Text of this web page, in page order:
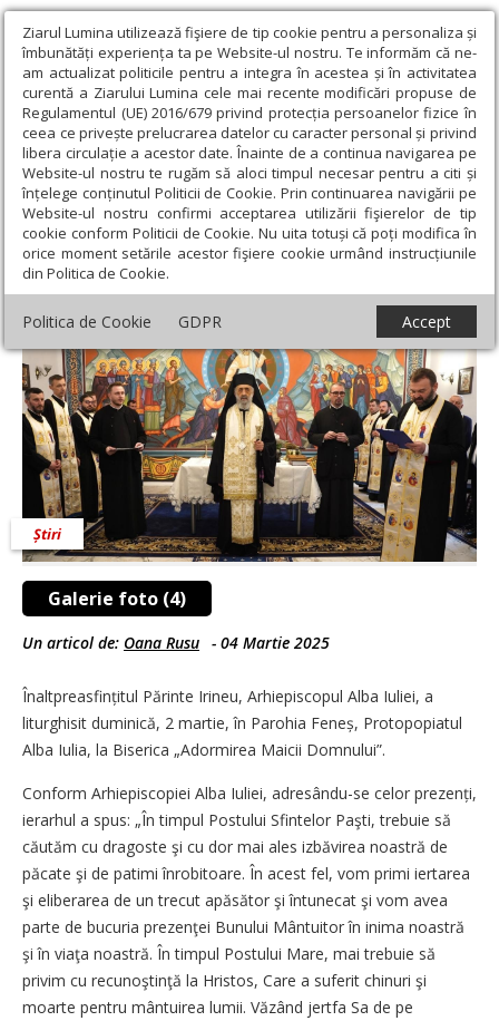
Ziarul Lumina utilizează fişiere de tip cookie pentru a personaliza și
îmbunătăți experiența ta pe Website-ul nostru. Te informăm că ne-
am actualizat politicile pentru a integra în acestea și în activitatea
curentă a Ziarului Lumina cele mai recente modificări propuse de
Regulamentul (UE) 2016/679 privind protecția persoanelor fizice în
ceea ce privește prelucrarea datelor cu caracter personal și privind
libera circulație a acestor date. Înainte de a continua navigarea pe
Website-ul nostru te rugăm să aloci timpul necesar pentru a citi și
înțelege conținutul Politicii de Cookie. Prin continuarea navigării pe
Website-ul nostru confirmi acceptarea utilizării fişierelor de tip
cookie conform Politicii de Cookie. Nu uita totuși că poți modifica în
orice moment setările acestor fişiere cookie urmând instrucțiunile
din Politica de Cookie.
Politica de Cookie GDPR Accept
Ziarul Lumina › Actualitate religioasă › Știri › Binecuvântarea
capelei mortuare din Feneș, Alba
Binecuvântarea capelei mortuare din
Feneș, Alba
Galerie foto (4)
Știri
Un articol de: Oana Rusu - 04 Martie 2025
Înaltpreasfințitul Părinte Irineu, Arhiepiscopul Alba Iuliei, a
liturghisit duminică, 2 martie, în Parohia Feneș, Protopopiatul
Alba Iulia, la Biserica „Adormirea Maicii Domnului”.
Conform Arhiepiscopiei Alba Iuliei, adresându-se celor prezenți,
ierarhul a spus: „În timpul Postului Sfintelor Paşti, trebuie să
căutăm cu dragoste şi cu dor mai ales izbăvirea noastră de
păcate şi de patimi înrobitoare. În acest fel, vom primi iertarea
şi eliberarea de un trecut apăsător şi întunecat şi vom avea
parte de bucuria prezenţei Bunului Mântuitor în inima noastră
şi în viaţa noastră. În timpul Postului Mare, mai trebuie să
privim cu recunoştinţă la Hristos, Care a suferit chinuri şi
moarte pentru mântuirea lumii. Văzând jertfa Sa de pe